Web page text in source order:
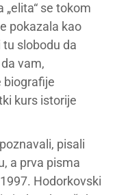
se tokom
pokazala kao
slobodu da
vam,
biografije
kurs istorije
pisali
a prva pisma
Hodorkovski